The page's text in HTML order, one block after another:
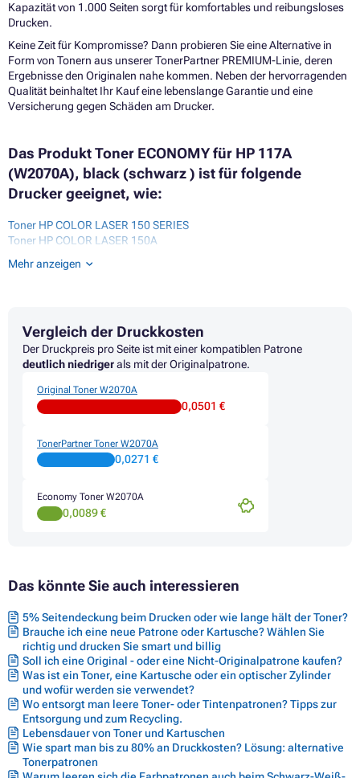
Kapazität von 1.000 Seiten sorgt für komfortables und reibungsloses
Drucken.
Keine Zeit für Kompromisse? Dann probieren Sie eine Alternative in
Form von Tonern aus unserer TonerPartner PREMIUM-Linie, deren
Ergebnisse den Originalen nahe kommen. Neben der hervorragenden
Qualität beinhaltet Ihr Kauf eine lebenslange Garantie und eine
Versicherung gegen Schäden am Drucker.
Das Produkt Toner ECONOMY für HP 117A
(W2070A), black (schwarz ) ist für folgende
Drucker geeignet, wie:
Toner HP COLOR LASER 150 SERIES
Toner HP COLOR LASER 150A
Toner HP COLOR LASER 150NW
Toner HP COLOR LASER MFP 150
Toner HP COLOR LASER MFP 178NWG
Toner HP COLOR LASER MFP 179
Toner HP COLOR LASER MFP 179FNG
Toner HP COLOR LASER MFP 179FWG
Mehr anzeigen
Vergleich der Druckkosten
Der Druckpreis pro Seite ist mit einer kompatiblen Patrone
deutlich niedrigerals mit der Originalpatrone.
Original Toner W2070A
0,0501 €
TonerPartner Toner W2070A
0,0271 €
Economy Toner W2070A
0,0089 €
Das könnte Sie auch interessieren
5% Seitendeckung beim Drucken oder wie lange hält der Toner?
Brauche ich eine neue Patrone oder Kartusche? Wählen Sie
richtig und drucken Sie smart und billig
Soll ich eine Original - oder eine Nicht-Originalpatrone kaufen?
Was ist ein Toner, eine Kartusche oder ein optischer Zylinder
und wofür werden sie verwendet?
Wo entsorgt man leere Toner- oder Tintenpatronen? Tipps zur
Entsorgung und zum Recycling.
Lebensdauer von Toner und Kartuschen
Wie spart man bis zu 80% an Druckkosten? Lösung: alternative
Tonerpatronen